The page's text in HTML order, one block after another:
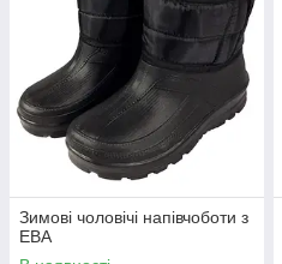
Зимові чоловічі напівчоботи з
ЕВА